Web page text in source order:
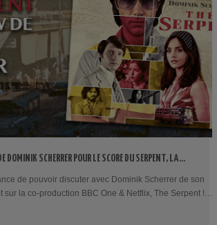
DOMINIK SCHERRER POUR LE SCORE DU SERPENT, LA
ONE & NETFLIX
de pouvoir discuter avec Dominik Scherrer de son
sur la co-production BBC One & Netflix, The Serpent !